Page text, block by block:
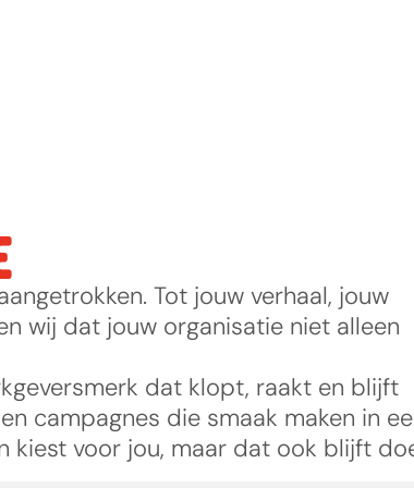
Tot jouw verhaal, jouw
wij dat jouw organisatie niet alleen
dat klopt, raakt en blijft
campagnes die smaak maken in
voor jou, maar dat ook blijft